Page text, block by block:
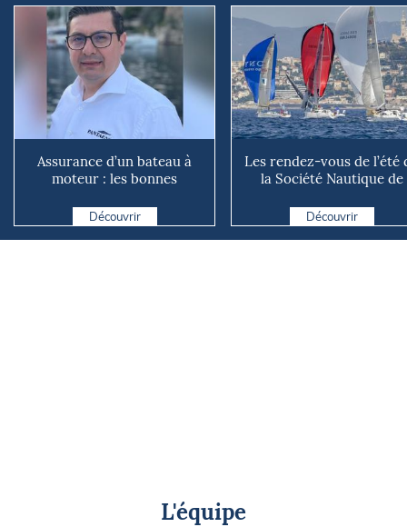
Assurance d’un bateau à
moteur : les bonnes
d...
Découvrir
Les rendez-vous de l’été
la Société Nautique de
Découvrir
L'équipe